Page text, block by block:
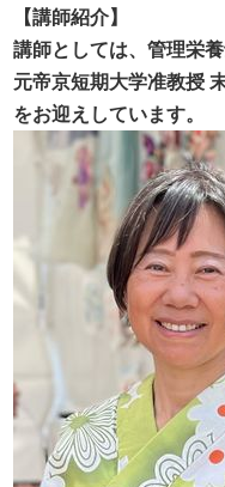
【講師紹介】
講師としては、管理栄
元帝京短期大学准教授
をお迎えしています。